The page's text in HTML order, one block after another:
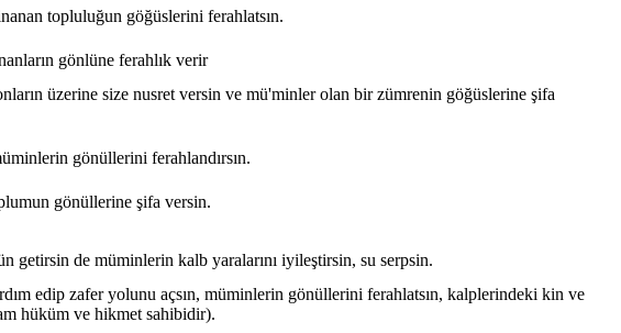
topluluğun göğüslerini ferahlatsın.
gönlüne ferahlık verir
üzerine size nusret versin ve mü'minler olan bir zümrenin göğüslerine şifa
gönüllerini ferahlandırsın.
gönüllerine şifa versin.
getirsin de müminlerin kalb yaralarını iyileştirsin, su serpsin.
edip zafer yolunu açsın, müminlerin gönüllerini ferahlatsın, kalplerindeki kin ve
hüküm ve hikmet sahibidir).